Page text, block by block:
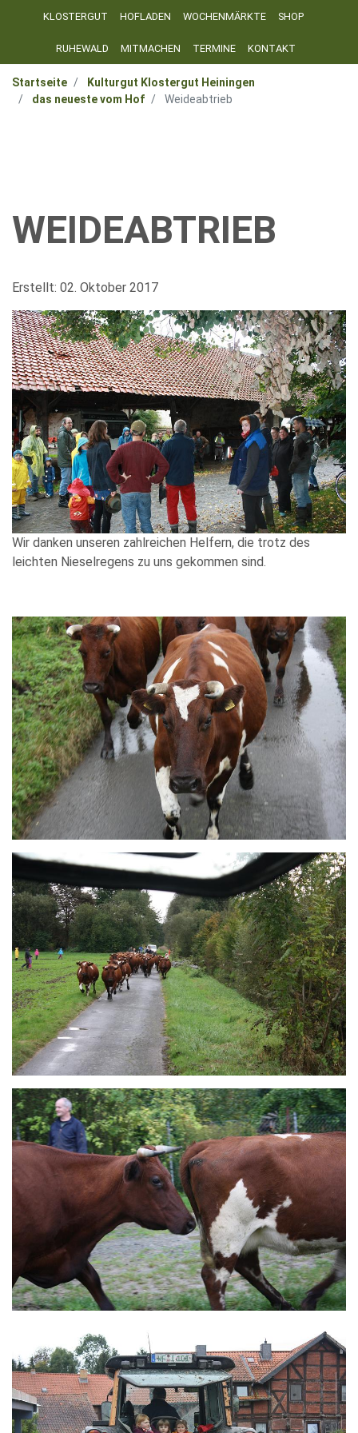
KLOSTERGUT HOFLADEN WOCHENMÄRKTE SHOP
RUHEWALD MITMACHEN TERMINE KONTAKT
Startseite
Kulturgut Klostergut Heiningen
das neueste vom Hof
Weideabtrieb
WEIDEABTRIEB
Erstellt: 02. Oktober 2017
Wir danken unseren zahlreichen Helfern, die trotz des
leichten Nieselregens zu uns gekommen sind.